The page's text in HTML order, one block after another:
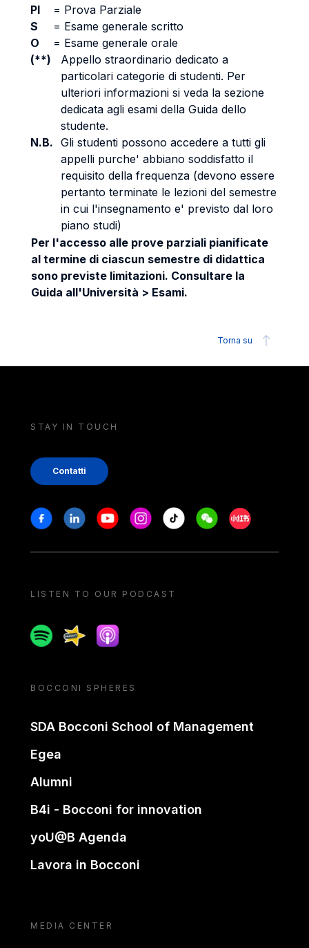
PI
= Prova Parziale
S
= Esame generale scritto
O
= Esame generale orale
(**)
Appello straordinario dedicato a
particolari categorie di studenti. Per
ulteriori informazioni si veda la sezione
dedicata agli esami della Guida dello
studente.
N.B. Gli studenti possono accedere a tutti gli
appelli purche' abbiano soddisfatto il
requisito della frequenza (devono essere
pertanto terminate le lezioni del semestre
in cui l'insegnamento e' previsto dal loro
piano studi)
Per l'accesso alle prove parziali pianificate
al termine di ciascun semestre di didattica
sono previste limitazioni. Consultare la
Guida all'Università > Esami.
Torna su
STAY IN TOUCH
Contatti
Stay in touch
FacebookLinkedinYoutubeInstagram
Tiktok WeechatXiaohongshu/
LISTEN TO OUR PODCAST
SpotifySpreakerApple podcast
BOCCONI SPHERES
SDA Bocconi School of Management
Egea
Alumni
B4i - Bocconi for innovation
yoU@B Agenda
Lavora in Bocconi
MEDIA CENTER